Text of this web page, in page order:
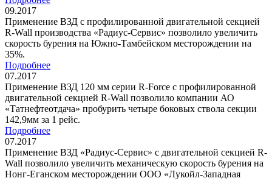
09.2017
Применение ВЗД с профилированной двигательной секцией
R-Wall производства «Радиус-Сервис» позволило увеличить
скорость бурения на Южно-Тамбейском месторождении на
35%.
Подробнее
07.2017
Применение ВЗД 120 мм серии R-Force с профилированной
двигательной секцией R-Wall позволило компании АО
«Татнефтеотдача» пробурить четыре боковых ствола секции
142,9мм за 1 рейс.
Подробнее
07.2017
Применение ВЗД «Радиус-Сервис» с двигательной секцией R-
Wall позволило увеличить механическую скорость бурения на
Нонг-Еганском месторождении ООО «Лукойл-Западная